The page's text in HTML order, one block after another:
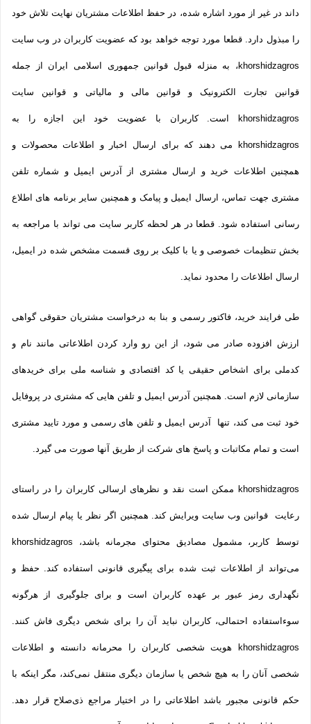
داند در غیر از مورد اشاره شده، در حفظ اطلاعات مشتریان نهایت تلاش خود
را مبذول دارد. قطعا مورد توجه خواهد بود که عضویت کاربران در وب سایت
khorshidzagros، به منزله قبول قوانین جمهوری اسلامی ایران از جمله
قوانین تجارت الکترونیک و قوانین مالی و مالیاتی و قوانین سایت
khorshidzagros است. کاربران با عضویت خود این اجازه را به
khorshidzagros می دهند که برای ارسال اخبار و اطلاعات محصولات و
همچنین اطلاعات خرید و ارسال مشتری از آدرس ایمیل و شماره تلفن
مشتری جهت تماس، ارسال ایمیل و پیامک و همچنین سایر برنامه های اطلاع
رسانی استفاده شود. قطعا در هر لحظه کاربر سایت می تواند با مراجعه به
بخش تنظیمات خصوصی و یا با کلیک بر روی قسمت مشخص شده در ایمیل،
ارسال اطلاعات را محدود نماید.
طی فرایند خرید، فاکتور رسمی و بنا به درخواست مشتریان حقوقی گواهی
ارزش افزوده صادر می شود، از این رو وارد کردن اطلاعاتی مانند نام و
کدملی برای اشخاص حقیقی یا کد اقتصادی و شناسه ملی برای خریدهای
سازمانی لازم است. همچنین آدرس ایمیل و تلفن هایی که مشتری در پروفایل
خود ثبت می­ کند، تنها آدرس ایمیل و تلفن­ های رسمی و مورد تایید مشتری
است و تمام مکاتبات و پاسخ های شرکت از طریق آنها صورت می گیرد.
khorshidzagros ممکن است نقد و نظرهای ارسالی کاربران را در راستای
رعایت قوانین وب سایت ویرایش کند. همچنین اگر نظر یا پیام ارسال شده
توسط کاربر، مشمول مصادیق محتوای مجرمانه باشد، khorshidzagros
می‌تواند از اطلاعات ثبت شده برای پیگیری قانونی استفاده کند. حفظ و
نگهداری رمز عبور بر عهده کاربران است و برای جلوگیری از هرگونه
سوءاستفاده احتمالی، کاربران نباید آن را برای شخص دیگری فاش کنند.
khorshidzagros هویت شخصی کاربران را محرمانه دانسته و اطلاعات
شخصی آنان را به هیچ شخص یا سازمان دیگری منتقل نمی‌کند، مگر اینکه با
حکم قانونی مجبور باشد اطلاعاتی را در اختیار مراجع ذی‌صلاح قرار دهد.